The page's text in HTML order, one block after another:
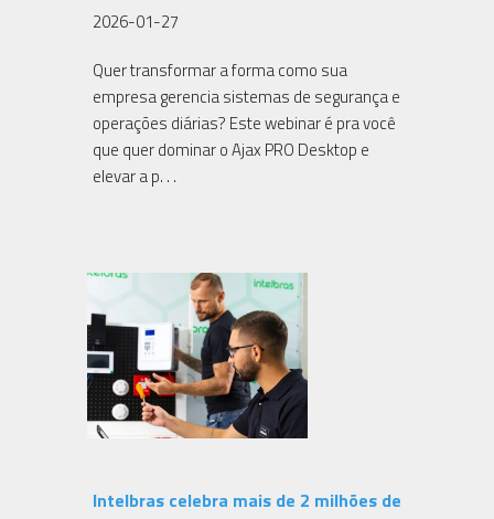
2026-01-27
Quer transformar a forma como sua
empresa gerencia sistemas de segurança e
operações diárias? Este webinar é pra você
que quer dominar o Ajax PRO Desktop e
elevar a p. . .
Intelbras celebra mais de 2 milhões de